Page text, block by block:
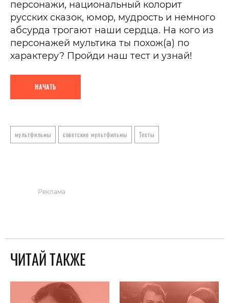
персонажи, национальный колорит
русских сказок, юмор, мудрость и немного
абсурда трогают наши сердца. На кого из
персонажей мультика ты похож(а) по
характеру? Пройди наш тест и узнай!
НАЧАТЬ
мультфильмы советские мультфильмы Тесты
Реклама
ЧИТАЙ ТАКЖЕ